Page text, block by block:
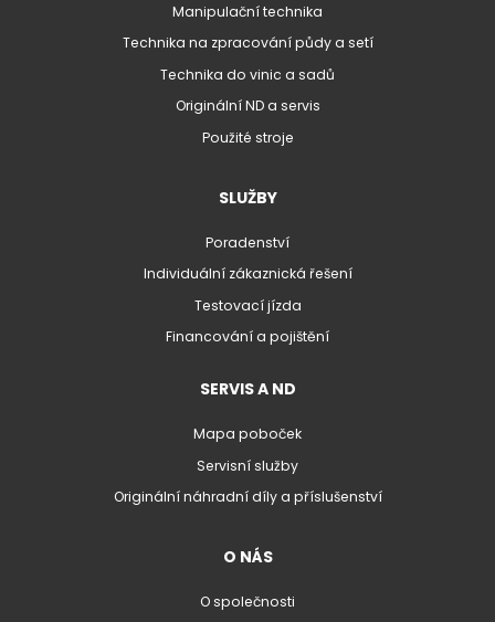
Manipulační technika
Technika na zpracování půdy a setí
Technika do vinic a sadů
Originální ND a servis
Použité stroje
SLUŽBY
Poradenství
Individuální zákaznická řešení
Testovací jízda
Financování a pojištění
SERVIS A ND
Mapa poboček
Servisní služby
Originální náhradní díly a příslušenství
O NÁS
O společnosti